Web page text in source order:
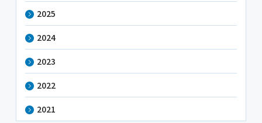
2025
2024
2023
2022
2021